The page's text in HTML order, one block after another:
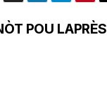
POU LAPRÈS